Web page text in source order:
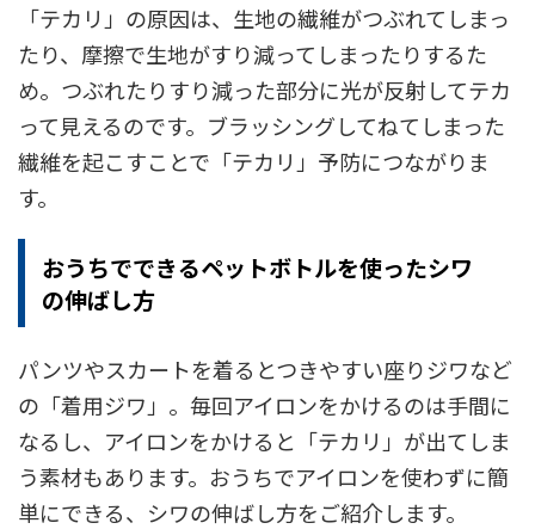
「テカリ」の原因は、生地の繊維がつぶれてしまっ
たり、摩擦で生地がすり減ってしまったりするた
め。つぶれたりすり減った部分に光が反射してテカ
って見えるのです。ブラッシングしてねてしまった
繊維を起こすことで「テカリ」予防につながりま
す。
おうちでできるペットボトルを使ったシワ
の伸ばし方
パンツやスカートを着るとつきやすい座りジワなど
の「着用ジワ」。毎回アイロンをかけるのは手間に
なるし、アイロンをかけると「テカリ」が出てしま
う素材もあります。おうちでアイロンを使わずに簡
単にできる、シワの伸ばし方をご紹介します。